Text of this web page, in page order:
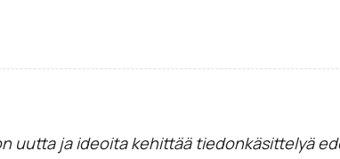
uutta ja ideoita kehittää tiedonkäsittelyä